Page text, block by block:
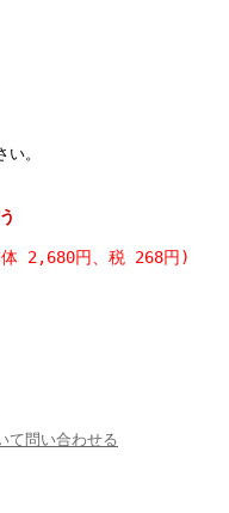
。
2,680円、税 268円)
て問い合わせる